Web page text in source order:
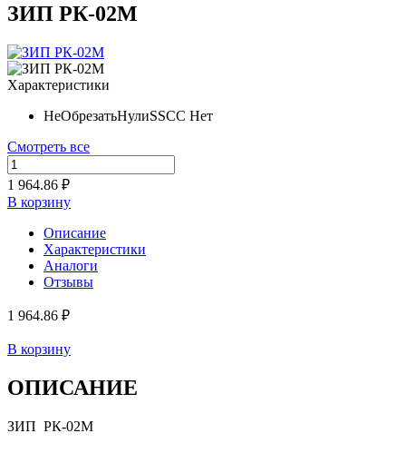
ЗИП РК-02М
Характеристики
НеОбрезатьНулиSSCC Нет
Смотреть все
1 964.86 ₽
В корзину
Описание
Характеристики
Аналоги
Отзывы
1 964.86 ₽
В корзину
ОПИСАНИЕ
ЗИП РК-02М